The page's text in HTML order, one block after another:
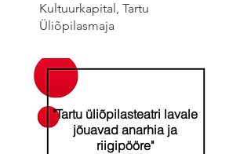
Kultuurkapital, Tartu
Üliõpilasmaja
"Tartu üliõpilasteatri lavale
jõuavad anarhia ja
riigipööre"